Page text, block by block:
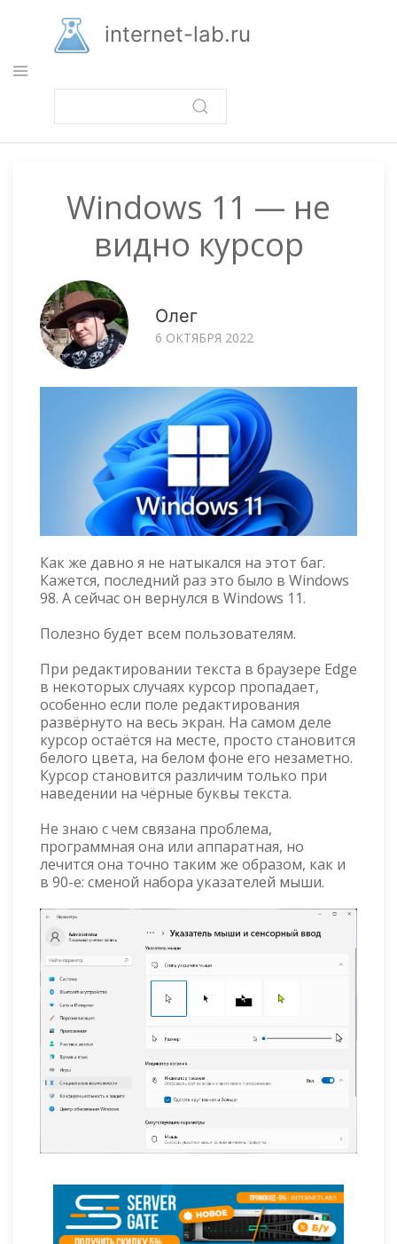
основному
содержанию
internet-lab.ru
Windows 11 — не
видно курсор
Олег
6 ОКТЯБРЯ 2022
Как же давно я не натыкался на этот баг.
Кажется, последний раз это было в Windows
98. А сейчас он вернулся в Windows 11.
Полезно будет всем пользователям.
При редактировании текста в браузере Edge
в некоторых случаях курсор пропадает,
особенно если поле редактирования
развёрнуто на весь экран. На самом деле
курсор остаётся на месте, просто становится
белого цвета, на белом фоне его незаметно.
Курсор становится различим только при
наведении на чёрные буквы текста.
Не знаю с чем связана проблема,
программная она или аппаратная, но
лечится она точно таким же образом, как и
в 90-е: сменой набора указателей мыши.